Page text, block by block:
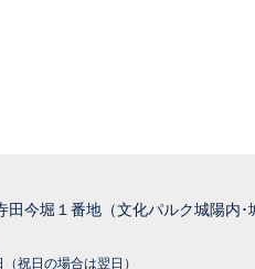
田今堀１番地（文化パルク城陽内･
祝日の場合は翌日）